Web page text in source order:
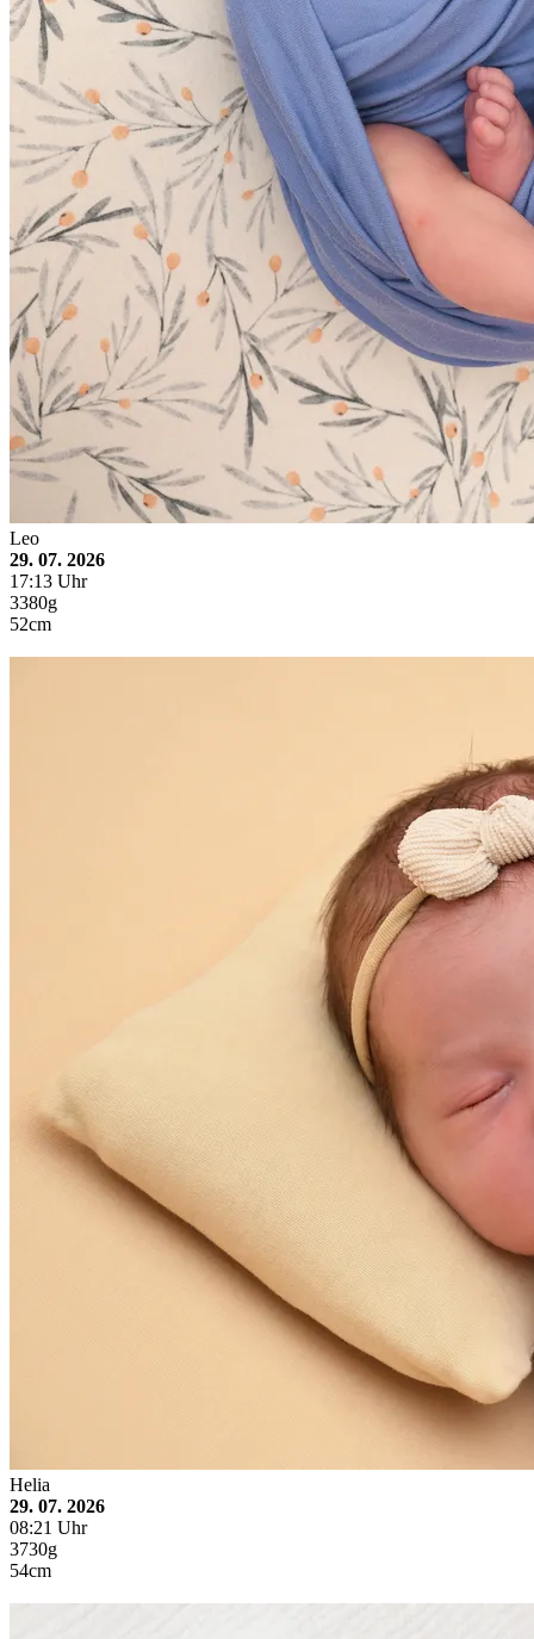
Leo
29. 07. 2026
17:13 Uhr
3380g
52cm
Helia
29. 07. 2026
08:21 Uhr
3730g
54cm